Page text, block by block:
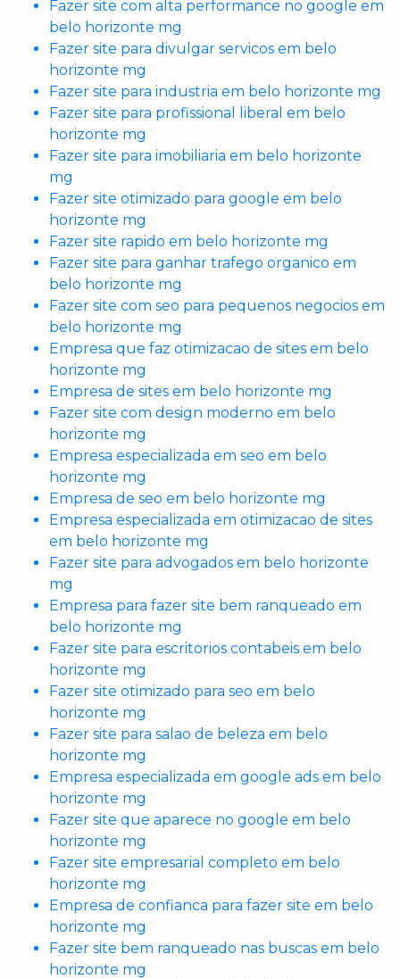
Fazer site com alta performance no google em
belo horizonte mg
Fazer site para divulgar servicos em belo
horizonte mg
Fazer site para industria em belo horizonte mg
Fazer site para profissional liberal em belo
horizonte mg
Fazer site para imobiliaria em belo horizonte
mg
Fazer site otimizado para google em belo
horizonte mg
Fazer site rapido em belo horizonte mg
Fazer site para ganhar trafego organico em
belo horizonte mg
Fazer site com seo para pequenos negocios em
belo horizonte mg
Empresa que faz otimizacao de sites em belo
horizonte mg
Empresa de sites em belo horizonte mg
Fazer site com design moderno em belo
horizonte mg
Empresa especializada em seo em belo
horizonte mg
Empresa de seo em belo horizonte mg
Empresa especializada em otimizacao de sites
em belo horizonte mg
Fazer site para advogados em belo horizonte
mg
Empresa para fazer site bem ranqueado em
belo horizonte mg
Fazer site para escritorios contabeis em belo
horizonte mg
Fazer site otimizado para seo em belo
horizonte mg
Fazer site para salao de beleza em belo
horizonte mg
Empresa especializada em google ads em belo
horizonte mg
Fazer site que aparece no google em belo
horizonte mg
Fazer site empresarial completo em belo
horizonte mg
Empresa de confianca para fazer site em belo
horizonte mg
Fazer site bem ranqueado nas buscas em belo
horizonte mg